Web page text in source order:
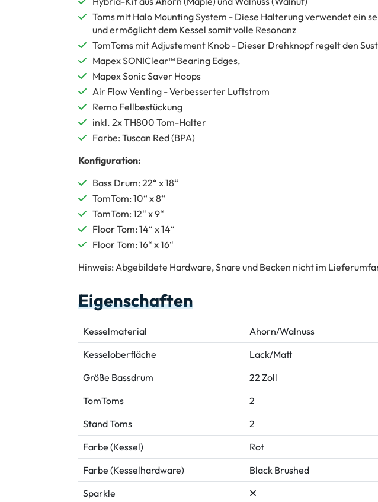
Toms mit Halo Mounting System - Diese Halterung verwendet ein
und ermöglicht dem Kessel somit volle Resonanz
TomToms mit Adjustement Knob - Dieser Drehknopf regelt den
Mapex SONIClear™ Bearing Edges,
Mapex Sonic Saver Hoops
Air Flow Venting - Verbesserter Luftstrom
Remo Fellbestückung
inkl. 2x TH800 Tom-Halter
Farbe: Tuscan Red (BPA)
Konfiguration:
Bass Drum: 22“ x 18“
TomTom: 10“ x 8“
TomTom: 12“ x 9“
Floor Tom: 14“ x 14“
Floor Tom: 16“ x 16“
Hinweis: Abgebildete Hardware, Snare und Becken nicht im
Eigenschaften
Kesselmaterial
Ahorn/Walnuss
Kesseloberfläche
Lack/Matt
Größe Bassdrum
22 Zoll
TomToms
2
Stand Toms
2
Farbe (Kessel)
Rot
Farbe (Kesselhardware)
Black Brushed
Sparkle